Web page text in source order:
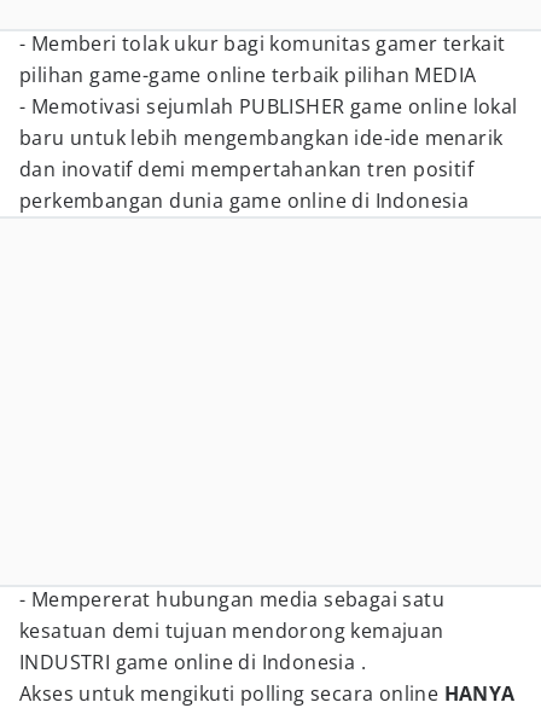
- Memberi tolak ukur bagi komunitas gamer terkait
pilihan game-game online terbaik pilihan MEDIA
- Memotivasi sejumlah PUBLISHER game online lokal
baru untuk lebih mengembangkan ide-ide menarik
dan inovatif demi mempertahankan tren positif
perkembangan dunia game online di Indonesia
- Mempererat hubungan media sebagai satu
kesatuan demi tujuan mendorong kemajuan
INDUSTRI game online di Indonesia .
Akses untuk mengikuti polling secara online HANYA